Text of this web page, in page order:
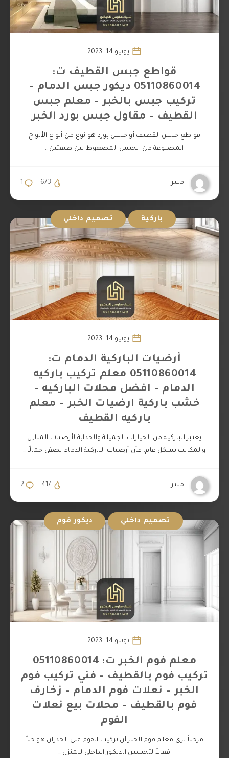
يونيو 14, 2023
قواطع جبس القطيف ت:
05110860014 ديكور جبس الدمام –
تركيب جبس بالخبر – معلم جبس
القطيف – مقاول جبس بورد الخبر
قواطع جبس القطيف أو جبس بورد هو نوع من أنواع الألواح
المصنوعة من الجبس المضغوط بين طبقتين…
منير 1 673
باركية تصميم داخلي
يونيو 14, 2023
أرضيات الباركية الدمام ت:
05110860014 معلم تركيب باركيه
الدمام – افضل محلات الباركيه –
خشب باركية ارضيات الخبر – معلم
باركيه القطيف
يعتبر الباركيه من الخيارات الجميلة والجذابة لأرضيات المنازل
والمكاتب بشكل عام، فأن أرضيات الباركية الدمام تضفي جمالًا…
منير 2 417
تصميم داخلي ديكور فوم
يونيو 14, 2023
معلم فوم الخبر ت: 05110860014
تركيب فوم بالقطيف – فني تركيب فوم
الخبر – نعلات فوم الدمام – زخارف
فوم بالقطيف – محلات بيع نعلات
الفوم
مرحباً يرى معلم فوم الخبر أن تركيب الفوم على الجدران هو حلاً
فعالاً لتحسين الديكور الداخلي للمنزل…